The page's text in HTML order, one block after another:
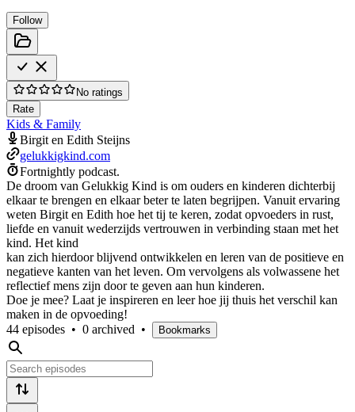
Follow
No ratings
Rate
Kids & Family
Birgit en Edith Steijns
gelukkigkind.com
Fortnightly podcast.
De droom van Gelukkig Kind is om ouders en kinderen dichterbij
elkaar te brengen en elkaar beter te laten begrijpen. Vanuit ervaring
weten Birgit en Edith hoe het tij te keren, zodat opvoeders in rust,
liefde en vanuit wederzijds vertrouwen in verbinding staan met het
kind. Het kind
kan zich hierdoor blijvend ontwikkelen en leren van de positieve en
negatieve kanten van het leven. Om vervolgens als volwassene het
reflectief mens zijn door te geven aan hun kinderen.
Doe je mee? Laat je inspireren en leer hoe jij thuis het verschil kan
maken in de opvoeding!
44 episodes • 0 archived • Bookmarks